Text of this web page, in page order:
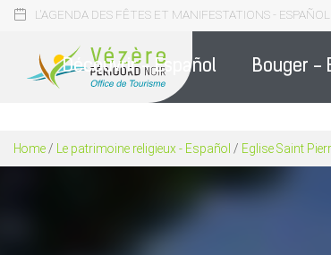
L'AGENDA DES FÊTES ET MANIFESTATIONS - ESPAÑOL
Découvrir - Español Bouger -
Home / Le patrimoine religieux - Español / Eglise Saint